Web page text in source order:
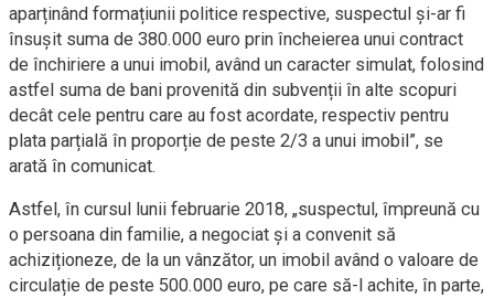
aparținând formațiunii politice respective, suspectul și-ar fi
însușit suma de 380.000 euro prin încheierea unui contract
de închiriere a unui imobil, având un caracter simulat, folosind
astfel suma de bani provenită din subvenții în alte scopuri
decât cele pentru care au fost acordate, respectiv pentru
plata parțială în proporție de peste 2/3 a unui imobil”, se
arată în comunicat.
Astfel, în cursul lunii februarie 2018, „suspectul, împreună cu
o persoana din familie, a negociat și a convenit să
achiziționeze, de la un vânzător, un imobil având o valoare de
circulație de peste 500.000 euro, pe care să-l achite, în parte,